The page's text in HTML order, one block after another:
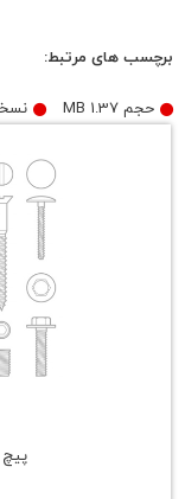
برچسب های مرتبط:
حجم 1.37 MB
پیچ ام